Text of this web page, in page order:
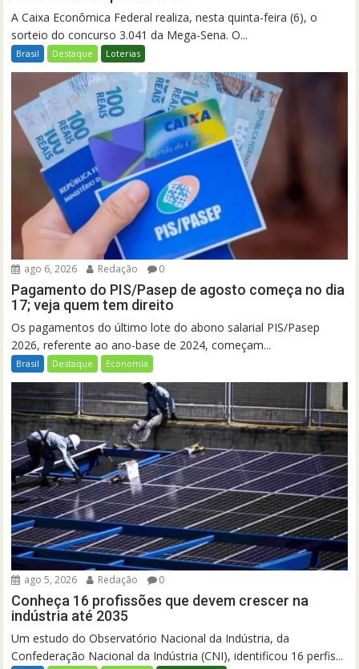
A Caixa Econômica Federal realiza, nesta quinta-feira (6), o
sorteio do concurso 3.041 da Mega-Sena. O...
Brasil Destaque Loterias
ago 6, 2026 Redação 0
Pagamento do PIS/Pasep de agosto começa no dia
17; veja quem tem direito
Os pagamentos do último lote do abono salarial PIS/Pasep
2026, referente ao ano-base de 2024, começam...
Brasil Destaque Economia
ago 5, 2026 Redação 0
Conheça 16 profissões que devem crescer na
indústria até 2035
Um estudo do Observatório Nacional da Indústria, da
Confederação Nacional da Indústria (CNI), identificou 16 perfis...